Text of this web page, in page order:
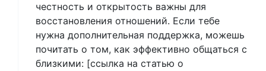
честность и открытость важны для
восстановления отношений. Если тебе
нужна дополнительная поддержка, можешь
почитать о том, как эффективно общаться с
близкими: [ссылка на статью о